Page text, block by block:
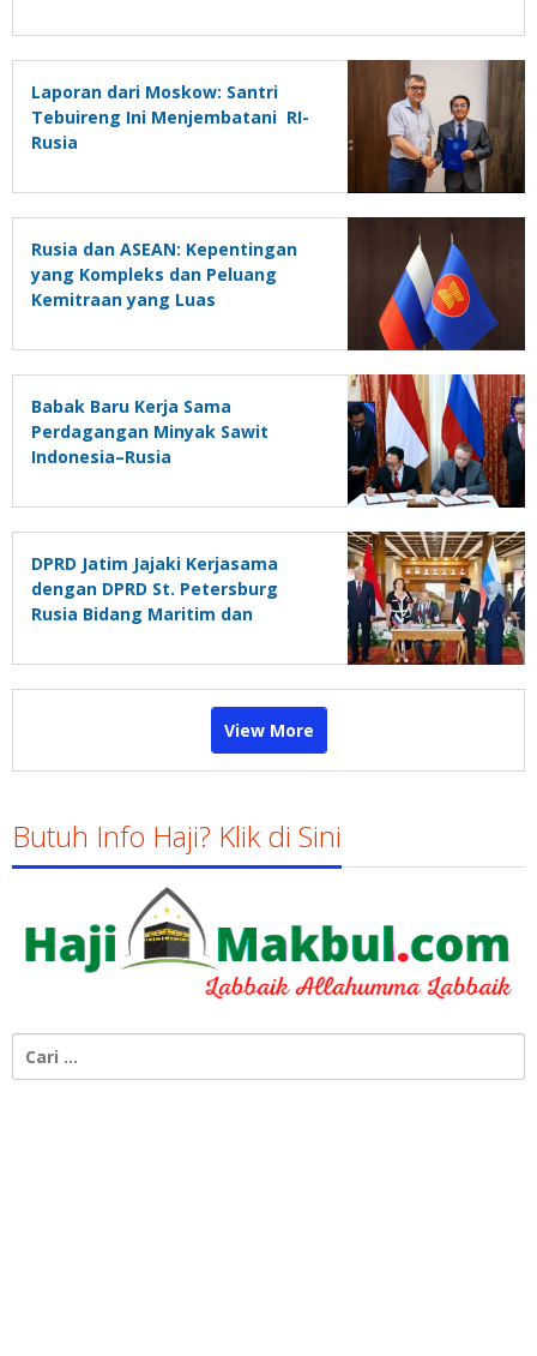
Laporan dari Moskow: Santri
Tebuireng Ini Menjembatani RI-
Rusia
Rusia dan ASEAN: Kepentingan
yang Kompleks dan Peluang
Kemitraan yang Luas
Babak Baru Kerja Sama
Perdagangan Minyak Sawit
Indonesia–Rusia
DPRD Jatim Jajaki Kerjasama
dengan DPRD St. Petersburg
Rusia Bidang Maritim dan
View More
Butuh Info Haji? Klik di Sini
untuk: